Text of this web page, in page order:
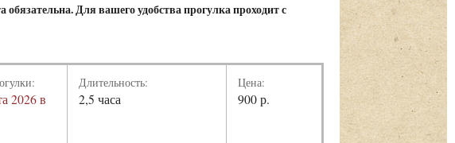
Для вашего удобства прогулка проходит с
2026 в
Длительность:
2,5 часа
Цена:
900 р.